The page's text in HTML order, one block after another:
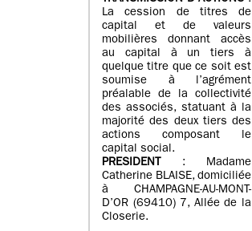
La cession de titres de
capital et de valeurs
mobilières donnant accès
au capital à un tiers à
quelque titre que ce soit est
soumise à l’agrément
préalable de la collectivité
des associés, statuant à la
majorité des deux tiers des
actions composant le
capital social.
PRESIDENT : Madame
Catherine BLAISE, domiciliée
à CHAMPAGNE-AU-MONT-
D’OR (69410) 7, Allée de la
Closerie.